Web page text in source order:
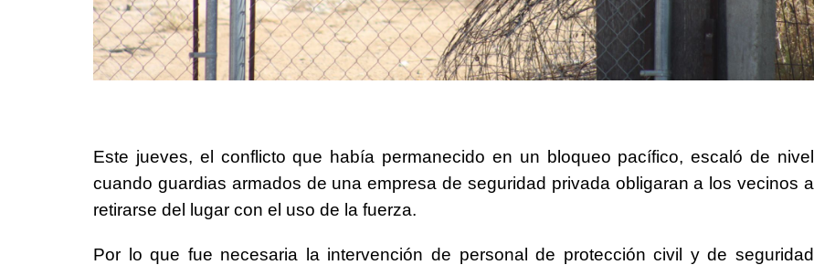
Este jueves, el conflicto que había permanecido en un bloqueo pacífico, escaló de nivel
cuando guardias armados de una empresa de seguridad privada obligaran a los vecinos a
retirarse del lugar con el uso de la fuerza.
Por lo que fue necesaria la intervención de personal de protección civil y de seguridad